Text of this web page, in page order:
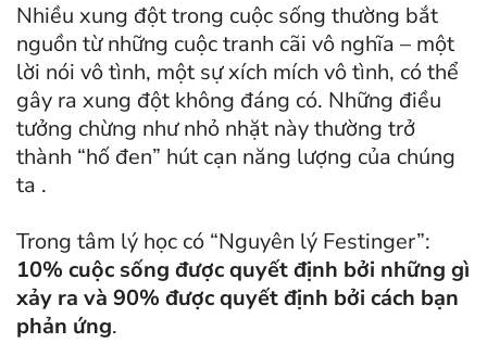
Nhiều xung đột trong cuộc sống thường bắt
nguồn từ những cuộc tranh cãi vô nghĩa – một
lời nói vô tình, một sự xích mích vô tình, có thể
gây ra xung đột không đáng có. Những điều
tưởng chừng như nhỏ nhặt này thường trở
thành “hố đen” hút cạn năng lượng của chúng
ta .
Trong tâm lý học có “Nguyên lý Festinger”:
10% cuộc sống được quyết định bởi những gì
xảy ra và 90% được quyết định bởi cách bạn
phản ứng.